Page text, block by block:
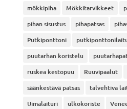
mökkipiha
Mökkitarvikkeet
pihan sisustus
pihapatsas
Putkiponttoni
puutarhan koristelu
ruskea kestopuu
Ruuvipaalut
säänkestävä patsas
talvehtiva
Uimalaituri
ulkokoriste